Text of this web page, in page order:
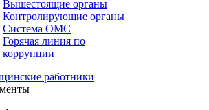
Вышестоящие органы
Контролирующие органы
Система ОМС
Горячая линия по
коррупции
работники